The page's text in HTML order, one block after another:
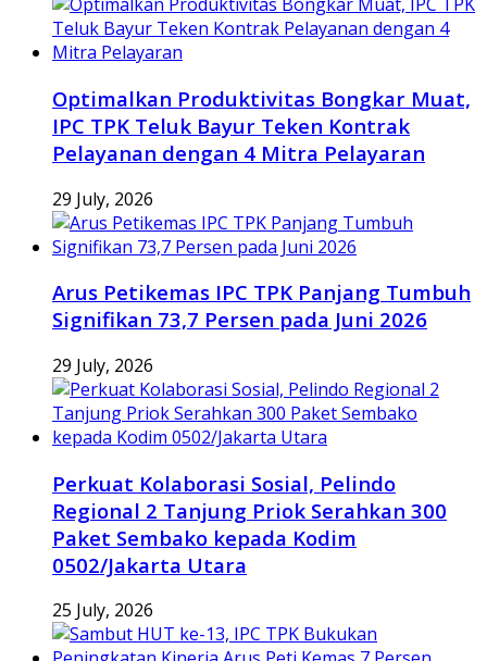
Optimalkan Produktivitas Bongkar Muat,
IPC TPK Teluk Bayur Teken Kontrak
Pelayanan dengan 4 Mitra Pelayaran
29 July, 2026
Arus Petikemas IPC TPK Panjang Tumbuh
Signifikan 73,7 Persen pada Juni 2026
29 July, 2026
Perkuat Kolaborasi Sosial, Pelindo
Regional 2 Tanjung Priok Serahkan 300
Paket Sembako kepada Kodim
0502/Jakarta Utara
25 July, 2026